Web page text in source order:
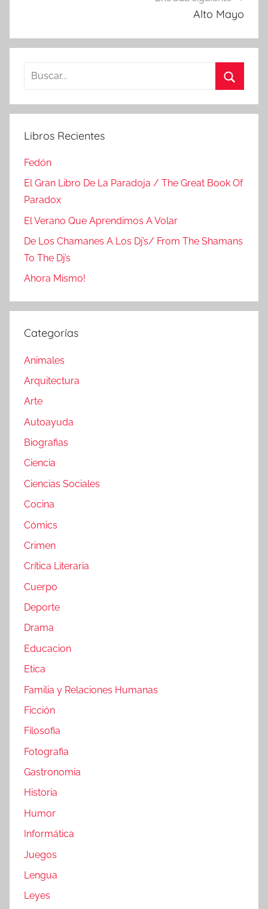
Alto Mayo
Buscar:
Libros Recientes
Fedón
El Gran Libro De La Paradoja / The Great Book Of
Paradox
El Verano Que Aprendimos A Volar
De Los Chamanes A Los Dj’s/ From The Shamans
To The Dj’s
Ahora Mismo!
Categorías
Animales
Arquitectura
Arte
Autoayuda
Biografias
Ciencia
Ciencias Sociales
Cocina
Cómics
Crimen
Crítica Literaria
Cuerpo
Deporte
Drama
Educacion
Etica
Familia y Relaciones Humanas
Ficción
Filosofia
Fotografia
Gastronomia
Historia
Humor
Informática
Juegos
Lengua
Leyes